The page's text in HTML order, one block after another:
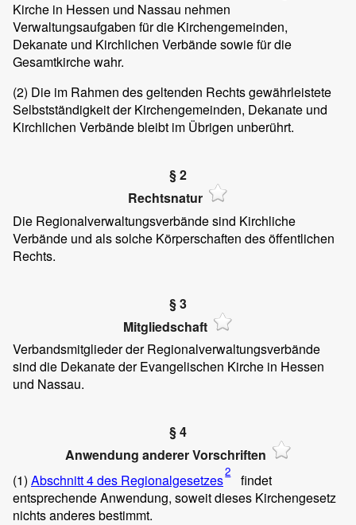
Kirche in Hessen und Nassau nehmen
Verwaltungsaufgaben für die Kirchengemeinden,
Dekanate und Kirchlichen Verbände sowie für die
Gesamtkirche wahr.
(2) Die im Rahmen des geltenden Rechts gewährleistete
Selbstständigkeit der Kirchengemeinden, Dekanate und
Kirchlichen Verbände bleibt im Übrigen unberührt.
§ 2
Rechtsnatur
Die Regionalverwaltungsverbände sind Kirchliche
Verbände und als solche Körperschaften des öffentlichen
Rechts.
§ 3
Mitgliedschaft
Verbandsmitglieder der Regionalverwaltungsverbände
sind die Dekanate der Evangelischen Kirche in Hessen
und Nassau.
§ 4
Anwendung anderer Vorschriften
(1) Abschnitt 4 des Regionalgesetzes2
findet
entsprechende Anwendung, soweit dieses Kirchengesetz
nichts anderes bestimmt.